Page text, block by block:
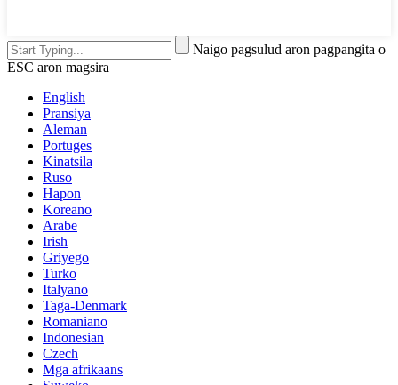
Naigo pagsulud aron pagpangita o
ESC aron magsira
English
Pransiya
Aleman
Portuges
Kinatsila
Ruso
Hapon
Koreano
Arabe
Irish
Griyego
Turko
Italyano
Taga-Denmark
Romaniano
Indonesian
Czech
Mga afrikaans